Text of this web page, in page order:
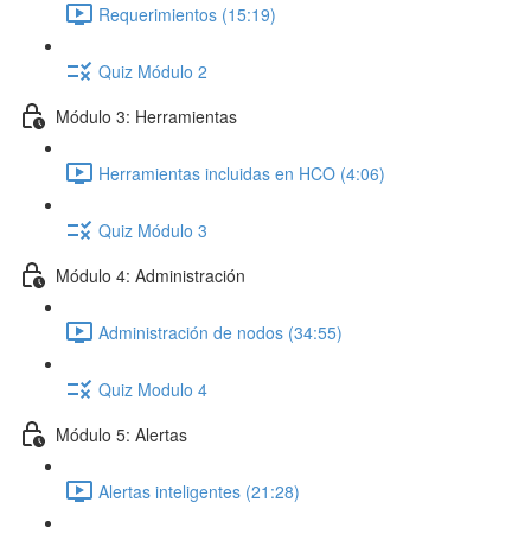
Requerimientos (15:19)
Quiz Módulo 2
Módulo 3: Herramientas
Herramientas incluidas en HCO (4:06)
Quiz Módulo 3
Módulo 4: Administración
Administración de nodos (34:55)
Quiz Modulo 4
Módulo 5: Alertas
Alertas inteligentes (21:28)